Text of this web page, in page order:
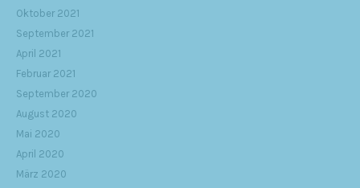
Oktober 2021
September 2021
April 2021
Februar 2021
September 2020
August 2020
Mai 2020
April 2020
März 2020